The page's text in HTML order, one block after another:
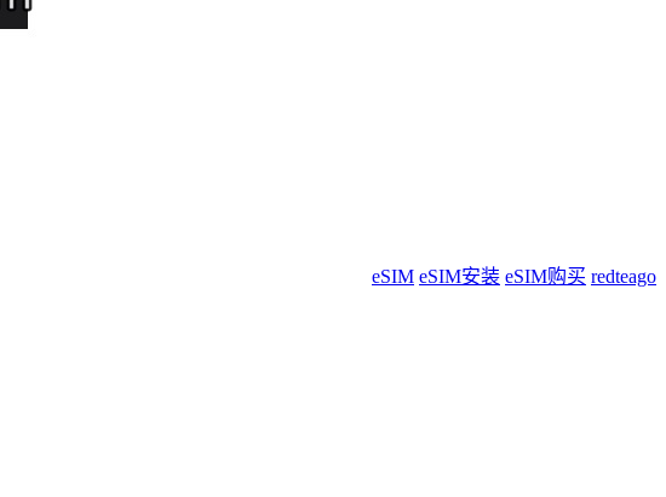
eSIM eSIM安装 eSIM购买 redteago